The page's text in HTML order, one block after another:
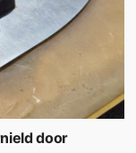
door